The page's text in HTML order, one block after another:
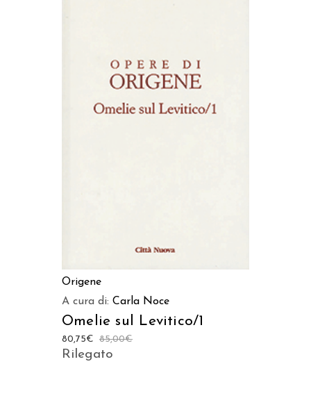
Origene
A cura di: Carla Noce
Omelie sul Levitico/1
85,00€
80,75€
Rilegato